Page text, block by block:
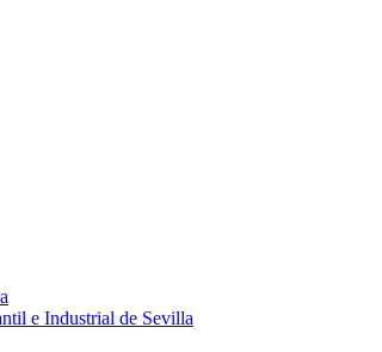
e Industrial de Sevilla